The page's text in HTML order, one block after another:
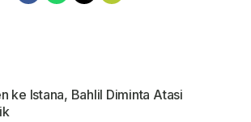
ke Istana, Bahlil Diminta Atasi